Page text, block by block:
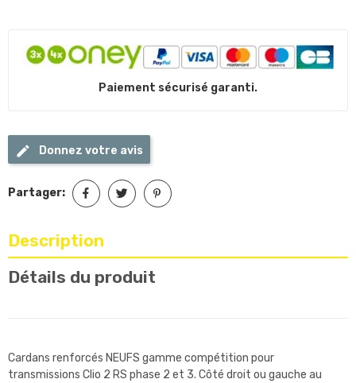
Paiement sécurisé garanti.
Donnez votre avis
Partager:
Description
Détails du produit
Cardans renforcés NEUFS gamme compétition pour
transmissions Clio 2 RS phase 2 et 3. Côté droit ou gauche au